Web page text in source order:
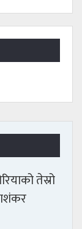
तेस्रो